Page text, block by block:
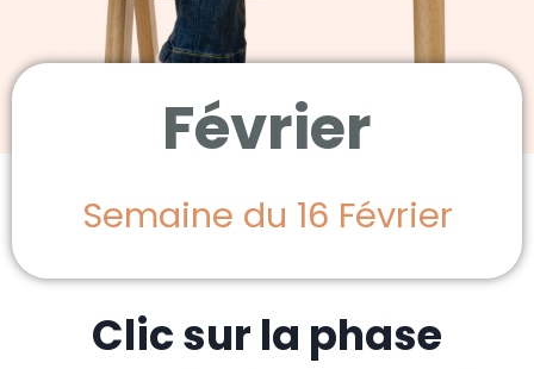
Février
Semaine du 16 Février
Clic sur la phase